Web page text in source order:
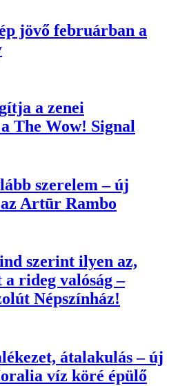
jövő februárban a
a zenei
The Wow! Signal
szerelem – új
Artūr Rambo
szerint ilyen az,
rideg valóság –
Népszínház!
átalakulás – új
víz köré épülő